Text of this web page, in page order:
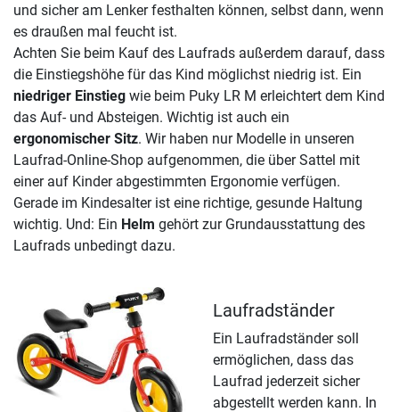
und sicher am Lenker festhalten können, selbst dann, wenn
es draußen mal feucht ist.
Achten Sie beim Kauf des Laufrads außerdem darauf, dass
die Einstiegshöhe für das Kind möglichst niedrig ist. Ein
niedriger Einstieg wie beim Puky LR M erleichtert dem Kind
das Auf- und Absteigen. Wichtig ist auch ein
ergonomischer Sitz. Wir haben nur Modelle in unseren
Laufrad-Online-Shop aufgenommen, die über Sattel mit
einer auf Kinder abgestimmten Ergonomie verfügen.
Gerade im Kindesalter ist eine richtige, gesunde Haltung
wichtig. Und: Ein Helm gehört zur Grundausstattung des
Laufrads unbedingt dazu.
Laufradständer
Ein Laufradständer soll
ermöglichen, dass das
Laufrad jederzeit sicher
abgestellt werden kann. In